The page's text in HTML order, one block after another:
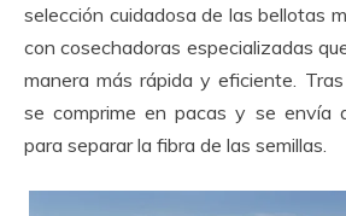
selección cuidadosa de las bellotas
con cosechadoras especializadas
manera más rápida y eficiente.
se comprime en pacas y se envía
para separar la fibra de las semillas.